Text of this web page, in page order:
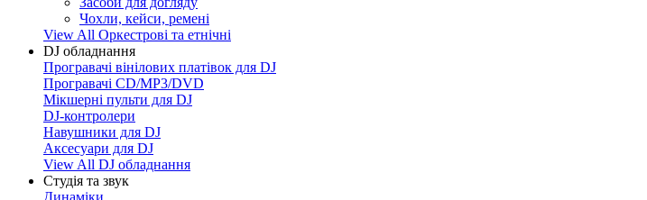
Чохли, кейси, ремені
View All Оркестрові та етнічні
DJ обладнання
Програвачі вінілових платівок для DJ
Програвачі CD/MP3/DVD
Мікшерні пульти для DJ
DJ-контролери
Навушники для DJ
Аксесуари для DJ
View All DJ обладнання
Студія та звук
Динаміки